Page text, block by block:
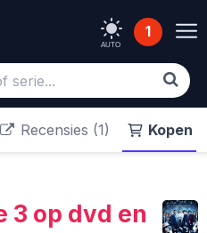
AUTO
1
Recensies (1) Kopen
3 op dvd en